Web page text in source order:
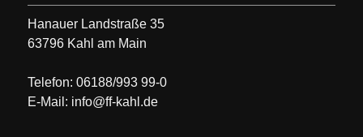
Hanauer Landstraße 35
63796 Kahl am Main
Telefon: 06188/993 99-0
E-Mail: info@ff-kahl.de